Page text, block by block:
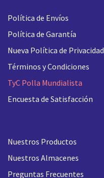
Política de Envíos
Política de Garantía
Nueva Política de Privacidad
Términos y Condiciones
TyC Polla Mundialista
Encuesta de Satisfacción
Nuestros Productos
Nuestros Almacenes
Preguntas Frecuentes